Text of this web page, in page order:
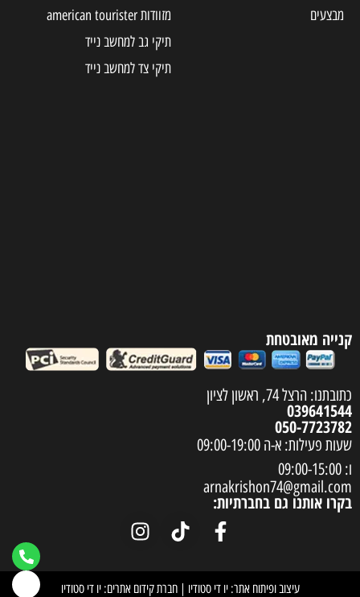
מבצעים
מזוודות american tourister
תיקי גב למחשב נייד
תיקי צד למחשב נייד
קנייה מאובטחת
כתובתנו: הרצל 74, ראשון לציון
039641544
050-7723782
שעות פעילות: א-ה 09:00-19:00
ו: 09:00-15:00
arnakrishon74@gmail.com
בקרו אותנו גם בחברתיות:
עיצוב ופיתוח אתר: יו די סטודיו |חברת קידום אתרים: יו די סטודיו